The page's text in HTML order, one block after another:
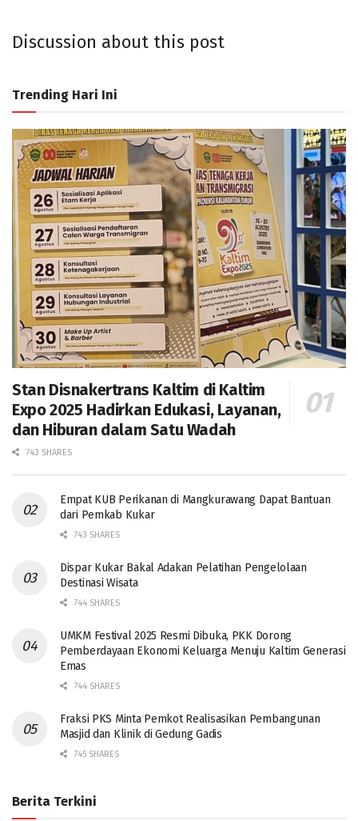
Discussion about this post
Trending Hari Ini
Stan Disnakertrans Kaltim di Kaltim
Expo 2025 Hadirkan Edukasi, Layanan,
dan Hiburan dalam Satu Wadah
743 SHARES
Empat KUB Perikanan di Mangkurawang Dapat Bantuan
dari Pemkab Kukar
743 SHARES
Dispar Kukar Bakal Adakan Pelatihan Pengelolaan
Destinasi Wisata
744 SHARES
UMKM Festival 2025 Resmi Dibuka, PKK Dorong
Pemberdayaan Ekonomi Keluarga Menuju Kaltim Generasi
Emas
744 SHARES
Fraksi PKS Minta Pemkot Realisasikan Pembangunan
Masjid dan Klinik di Gedung Gadis
745 SHARES
Berita Terkini